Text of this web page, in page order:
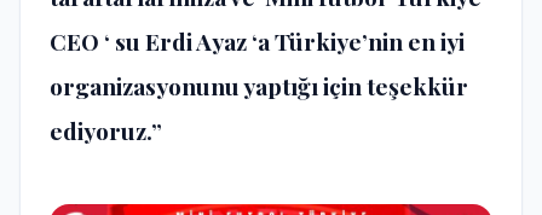
CEO ‘ su Erdi Ayaz ‘a Türkiye’nin en iyi
organizasyonunu yaptığı için teşekkür
ediyoruz.”